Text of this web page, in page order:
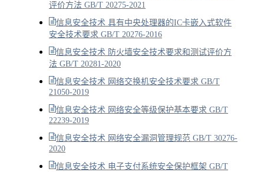
评价方法 GB/T 20275-2021
信息安全技术 具有中央处理器的IC卡嵌入式软件
安全技术要求 GB/T 20276-2016
信息安全技术 防火墙安全技术要求和测试评价方
法 GB/T 20281-2020
信息安全技术 网络交换机安全技术要求 GB/T
21050-2019
信息安全技术 网络安全等级保护基本要求 GB/T
22239-2019
信息安全技术 网络安全漏洞管理规范 GB/T 30276-
2020
信息安全技术 电子支付系统安全保护框架 GB/T